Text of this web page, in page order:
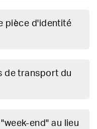
pièce d'identité
de transport du
end" au lieu